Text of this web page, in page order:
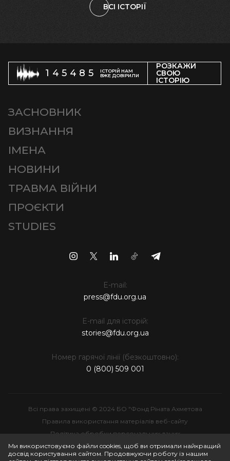
ВСІ ІСТОРІЇ
145485
ІСТОРІЙ НАМ
ВЖЕ ДОВІРИЛИ
РОЗКАЖИ
СВОЮ
ІСТОРІЮ
ЗАСНОВНИК
ВИЗНАННЯ
ІМЕНА
НОВИНИ
ТРАВМА ВІЙНИ
ПРОЄКТИ
STUDIES
E-mail:
press@fdu.org.ua
E-mail для історій:
stories@fdu.org.ua
Номер гарячої лінії (безкоштовно):
0 (800) 509 001
Всі права захищені © 2024 БО "Фонд Ріната Ахметова
Правила використання матеріалів веб-сайту
Політика обробки персональних даних
Інтелектуальна власність
Ми використовуємо файли cookies, щоб ви отримали найкращий
досвід користування сайтом. Продовжуючи роботу із нашим